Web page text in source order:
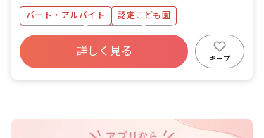
パート・アルバイト
認定こども園
社会保険完備
土日祝休み
有給
昇給昇進あり
駅近5分以内
詳しく見る
キープ